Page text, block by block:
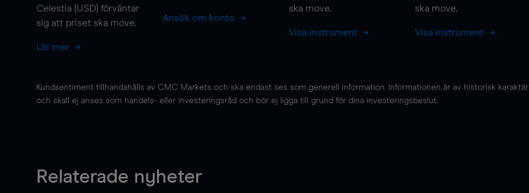
Celestia (USD) förväntar
sig att priset ska move.
Lär mer
Ansök om konto
ska move.
Visa instrument
ska move.
Visa instrument
Kundsentiment tillhandahålls av CMC Markets och ska endast ses som generell information. Informationen är av historisk karaktär
och skall ej anses som handels- eller investeringsråd och bör ej ligga till grund för dina investeringsbeslut.
Relaterade nyheter